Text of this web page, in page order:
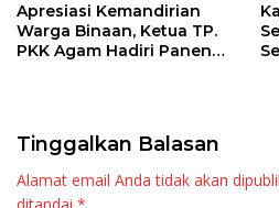
Apresiasi Kemandirian
Warga Binaan, Ketua TP.
PKK Agam Hadiri Panen
Tinggalkan Balasan
Alamat email Anda tidak akan